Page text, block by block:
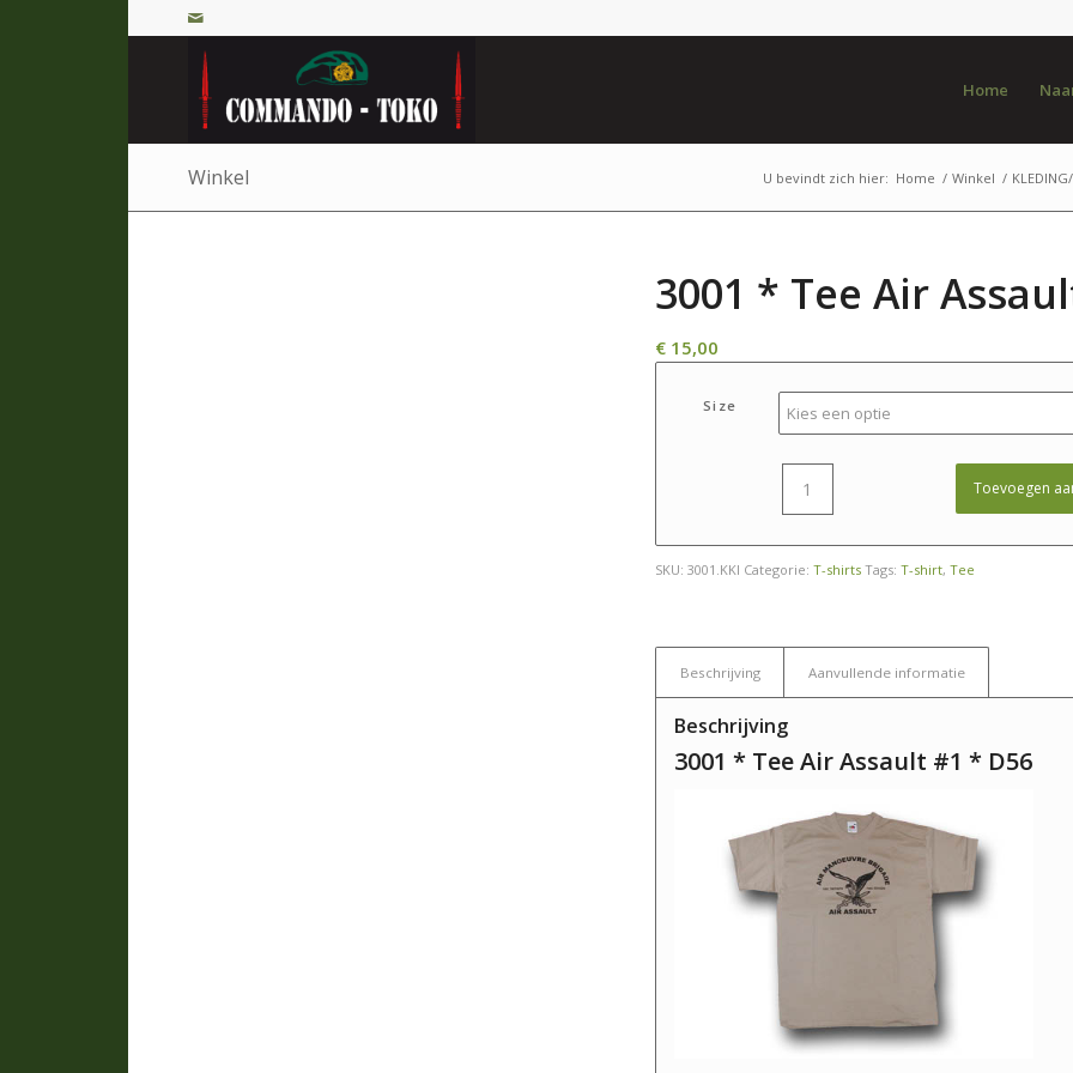
Home
Winkel U bevindt zich hier: Home / Winkel /
3001 * Tee Air
€15,00
Size
Toevoegen
SKU: 3001.KKI Categorie: T-shirts Tags: T-shirt, Tee
Beschrijving Aanvullende informatie
Beschrijving
3001 * Tee Air Assault #1 * D56